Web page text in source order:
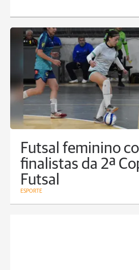
Futsal feminino
finalistas da 2ª
Futsal
ESPORTE